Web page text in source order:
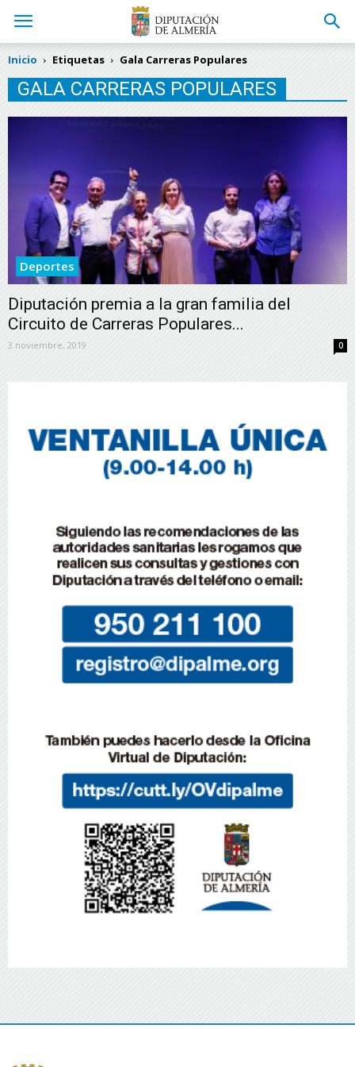
Inicio Etiquetas Gala Carreras Populares
GALA CARRERAS POPULARES
Deportes
Diputación premia a la gran familia del
Circuito de Carreras Populares...
3 noviembre, 2019 0